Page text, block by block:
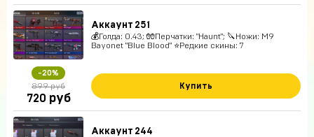
Аккаунт 251
💰Голда: 0.43; 🧤Перчатки: "Haunt"; 🔪Ножи: M9
Bayonet "Blue Blood" ⭐️Редкие скины: 7
-20%
899 руб
720 руб
Купить
Аккаунт 244